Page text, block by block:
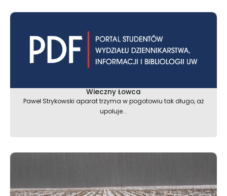
Wieczny Łowca
Paweł Strykowski aparat trzyma w pogotowiu tak długo, aż
upoluje...